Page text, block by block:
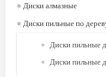
Диски алмазные
Диски пильные по
Диски
Диски пильные